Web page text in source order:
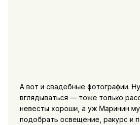
А вот и свадебные фотографии.
вглядываться — тоже только
невесты хороши, а уж Маринин
подобрать освещение, ракурс и